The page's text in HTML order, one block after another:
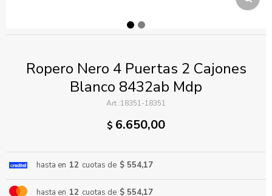
Ropero Nero 4 Puertas 2 Cajones
Blanco 8432ab Mdp
18351-18351
$ 6.650,00
hasta en 12 cuotas de $ 554,17
hasta en 12 cuotas de $ 554,17